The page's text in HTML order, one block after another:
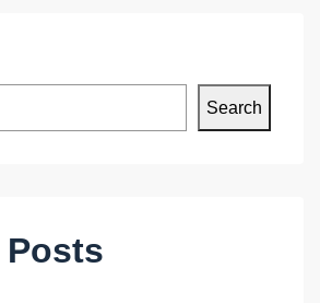
Search
Posts